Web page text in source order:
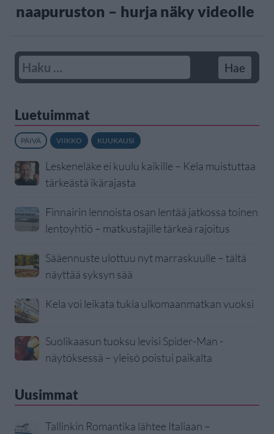
naapuruston – hurja näky videolle
Luetuimmat
PÄIVÄ VIIKKO KUUKAUSI
Leskeneläke ei kuulu kaikille – Kela muistuttaa
tärkeästä ikärajasta
Finnairin lennoista osan lentää jatkossa toinen
lentoyhtiö – matkustajille tärkeä rajoitus
Sääennuste ulottuu nyt marraskuulle – tältä
näyttää syksyn sää
Kela voi leikata tukia ulkomaanmatkan vuoksi
Suolikaasun tuoksu levisi Spider-Man -
näytöksessä – yleisö poistui paikalta
Uusimmat
Tallinkin Romantika lähtee Italiaan –